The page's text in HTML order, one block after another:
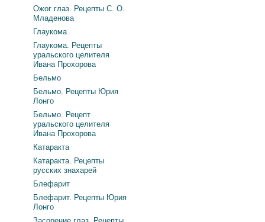
Ожог глаз. Рецепты С. О.
Младенова
Глаукома
Глаукома. Рецепты
уральского целителя
Ивана Прохорова
Бельмо
Бельмо. Рецепты Юрия
Лонго
Бельмо. Рецепт
уральского целителя
Ивана Прохорова
Катаракта
Катаракта. Рецепты
русских знахарей
Блефарит
Блефарит. Рецепты Юрия
Лонго